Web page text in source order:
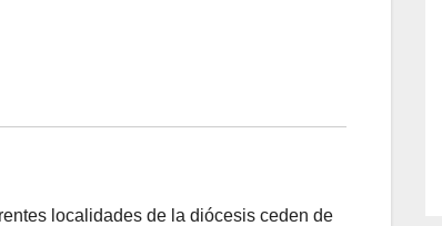
localidades de la diócesis ceden de